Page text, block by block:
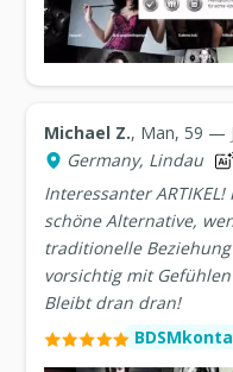
Michael Z., Man, 59 —
Germany, Lindau
Interessanter
schöne Alternative,
traditionelle Beziehung
vorsichtig mit Gefühlen
Bleibt dran dran!